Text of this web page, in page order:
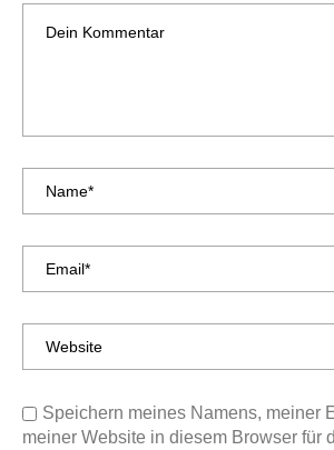
Speichern meines Namens, meiner
meiner Website in diesem Browser für